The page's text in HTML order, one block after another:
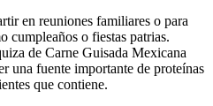
en reuniones familiares o para
cumpleaños o fiestas patrias.
de Carne Guisada Mexicana
una fuente importante de proteínas
que contiene.